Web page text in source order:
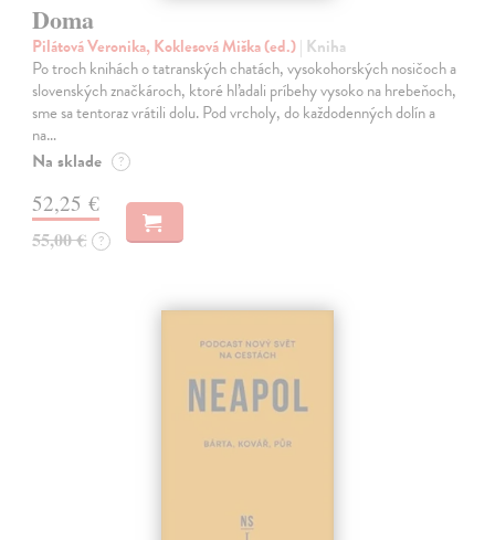
Doma
Pilátová Veronika, Koklesová Miška (ed.)| Kniha
Po troch knihách o tatranských chatách, vysokohorských nosičoch a
slovenských značkároch, ktoré hľadali príbehy vysoko na hrebeňoch,
sme sa tentoraz vrátili dolu. Pod vrcholy, do každodenných dolín a
na…
Na sklade ?
52,25 €
55,00 € ?